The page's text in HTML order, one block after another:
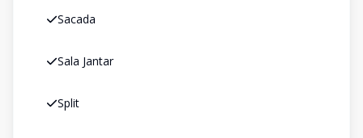
Sacada
Sala Jantar
Split